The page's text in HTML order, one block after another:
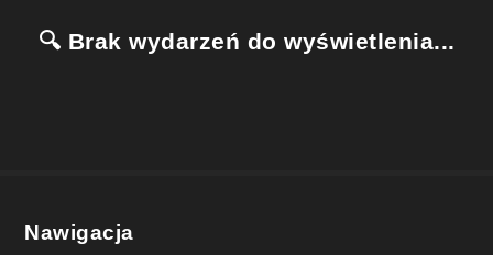
🔍 Brak wydarzeń do wyświetlenia...
Nawigacja